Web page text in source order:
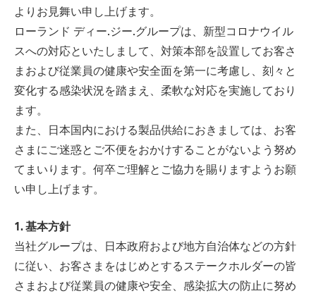
よりお見舞い申し上げます。
ローランド ディー.ジー.グループは、新型コロナウイル
スへの対応といたしまして、対策本部を設置してお客さ
まおよび従業員の健康や安全面を第一に考慮し、刻々と
変化する感染状況を踏まえ、柔軟な対応を実施しており
ます。
また、日本国内における製品供給におきましては、お客
さまにご迷惑とご不便をおかけすることがないよう努め
てまいります。何卒ご理解とご協力を賜りますようお願
い申し上げます。
1. 基本方針
当社グループは、日本政府および地方自治体などの方針
に従い、お客さまをはじめとするステークホルダーの皆
さまおよび従業員の健康や安全、感染拡大の防止に努め